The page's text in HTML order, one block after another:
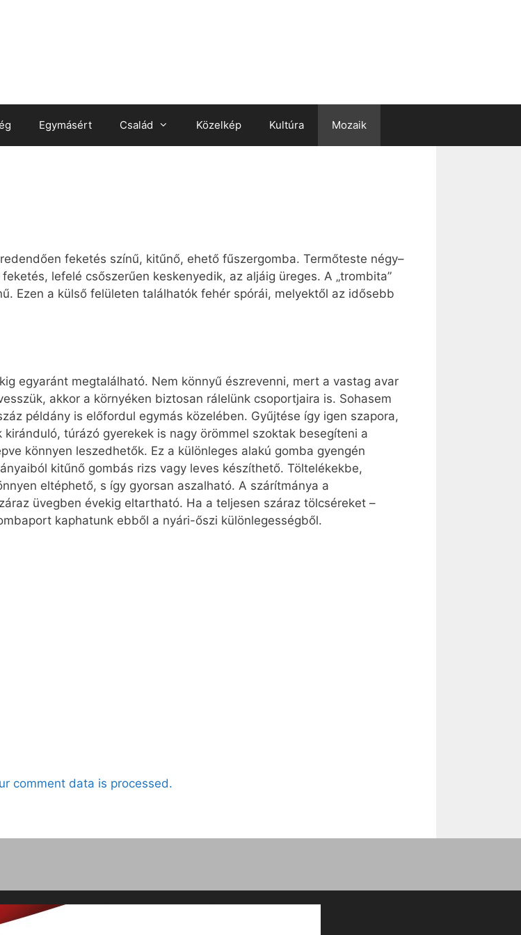
Egymásért Család Közelkép Kultúra Mozaik
feketés színű, kitűnő, ehető fűszergomba. Termőteste négy–
lefelé csőszerűen keskenyedik, az aljáig üreges. A „trombita”
Ezen a külső felületen találhatók fehér spórái, melyektől az idősebb
egyaránt megtalálható. Nem könnyű észrevenni, mert a vastag avar
akkor a környéken biztosan rálelünk csoportjaira is. Sohasem
példány is előfordul egymás közelében. Gyűjtése így igen szapora,
túrázó gyerekek is nagy örömmel szoktak besegíteni a
könnyen leszedhetők. Ez a különleges alakú gomba gyengén
kitűnő gombás rizs vagy leves készíthető. Töltelékekbe,
eltéphető, s így gyorsan aszalható. A szárítmánya a
üvegben évekig eltartható. Ha a teljesen száraz tölcséreket –
kaphatunk ebből a nyári-őszi különlegességből.
comment data is processed.